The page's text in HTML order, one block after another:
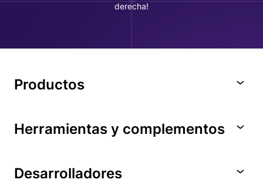
derecha!
Productos
Herramientas y complementos
Desarrolladores